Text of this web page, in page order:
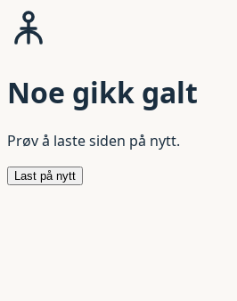
Noe gikk galt
Prøv å laste siden på nytt.
Last på nytt